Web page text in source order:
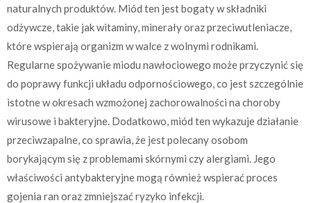
naturalnych produktów. Miód ten jest bogaty w składniki
odżywcze, takie jak witaminy, minerały oraz przeciwutleniacze,
które wspierają organizm w walce z wolnymi rodnikami.
Regularne spożywanie miodu nawłociowego może przyczynić się
do poprawy funkcji układu odpornościowego, co jest szczególnie
istotne w okresach wzmożonej zachorowalności na choroby
wirusowe i bakteryjne. Dodatkowo, miód ten wykazuje działanie
przeciwzapalne, co sprawia, że jest polecany osobom
borykającym się z problemami skórnymi czy alergiami. Jego
właściwości antybakteryjne mogą również wspierać proces
gojenia ran oraz zmniejszać ryzyko infekcji.